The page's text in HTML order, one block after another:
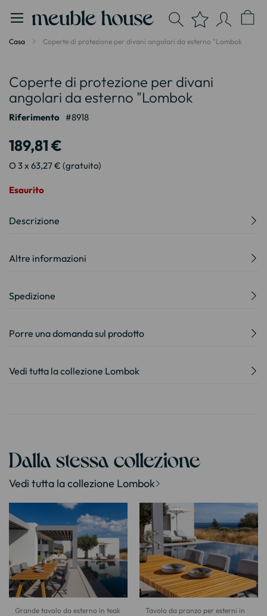
Casa Coperte di protezione per divani angolari da esterno "Lombok
alla
fine
della
galleria
immagini
all'inizio
della
galleria
di
Coperte di protezione per divani
angolari da esterno "Lombok
Riferimento 8918
189,81 €
O 3 x 63,27 € (gratuito)
Esaurito
Descrizione
Altre informazioni
Spedizione
Porre una domanda sul prodotto
Vedi tutta la collezione Lombok
Dalla stessa collezione
Vedi tutta la collezione Lombok
Grande tavolo da esterno in teak
Tavolo da pranzo per esterni in